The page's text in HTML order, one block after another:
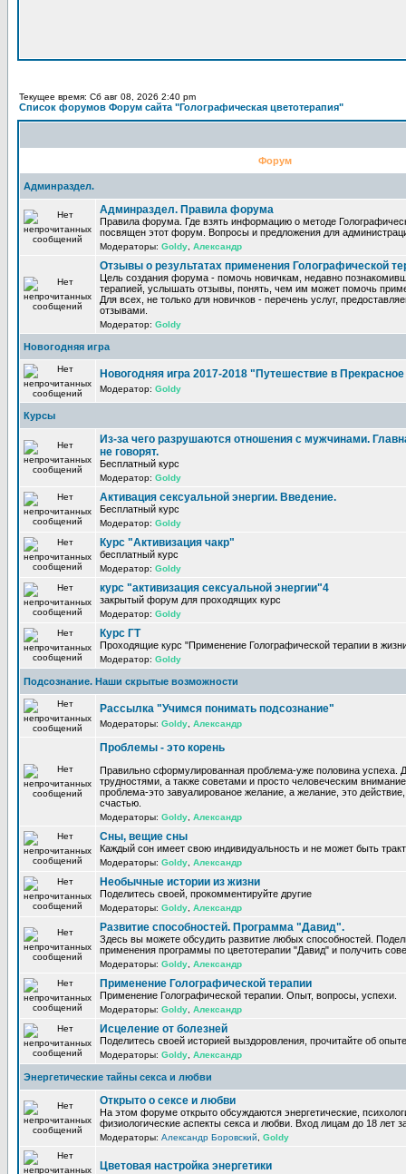
Текущее время: Сб авг 08, 2026 2:40 pm
Список форумов Форум сайта "Голографическая цветотерапия"
Форум
Админраздел.
Админраздел. Правила форума
Правила форума. Где взять информацию о методе
посвящен этот форум. Вопросы и предложения для
Модераторы: Goldy Александр
Отзывы о результатах применения Голографической
Цель создания форума - помочь новичкам, недавно
терапией, услышать отзывы, понять, чем им может помочь
Для всех, не только для новичков - перечень услуг,
отзывами.
Модератор: Goldy
Новогодняя игра
Новогодняя игра 2017-2018 "Путешествие в
Модератор: Goldy
Курсы
Из-за чего разрушаются отношения с мужчинами.
не говорят.
Бесплатный курс
Модератор: Goldy
Активация сексуальной энергии. Введение.
Бесплатный курс
Модератор: Goldy
Курс "Активизация чакр"
бесплатный курс
Модератор: Goldy
курс "активизация сексуальной энергии"4
закрытый форум для проходящих курс
Модератор: Goldy
Курс ГТ
Проходящие курс "Применение Голографической терапии в
Модератор: Goldy
Подсознание. Наши скрытые возможности
Рассылка "Учимся понимать подсознание"
Модераторы: Goldy Александр
Проблемы - это корень
Правильно сформулированная проблема-уже половина успеха.
трудностями, а также советами и просто человеческим
проблема-это завуалированое желание, а желание, это
счастью.
Модераторы: Goldy Александр
Сны, вещие сны
Каждый сон имеет свою индивидуальность и не может быть
Модераторы: Goldy Александр
Необычные истории из жизни
Поделитесь своей, прокомментируйте другие
Модераторы: Goldy Александр
Развитие способностей. Программа "Давид".
Здесь вы можете обсудить развитие любых способностей.
применения программы по цветотерапии "Давид" и получить
Модераторы: Goldy Александр
Применение Голографической терапии
Применение Голографической терапии. Опыт, вопросы, успехи.
Модераторы: Goldy Александр
Исцеление от болезней
Поделитесь своей историей выздоровления, прочитайте об
Модераторы: Goldy Александр
Энергетические тайны секса и любви
Открыто о сексе и любви
На этом форуме открыто обсуждаются энергетические,
физиологические аспекты секса и любви. Вход лицам до 18 лет
Модераторы: Александр Боровский Goldy
Цветовая настройка энергетики